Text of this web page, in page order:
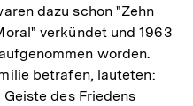
dazu schon "Zehn
verkündet und 1963
worden.
betrafen, lauteten:
des Friedens